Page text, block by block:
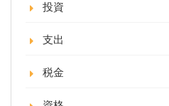
投資
支出
税金